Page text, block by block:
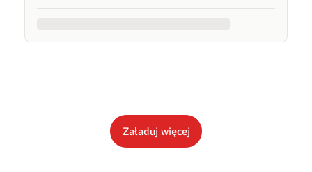
Załaduj więcej